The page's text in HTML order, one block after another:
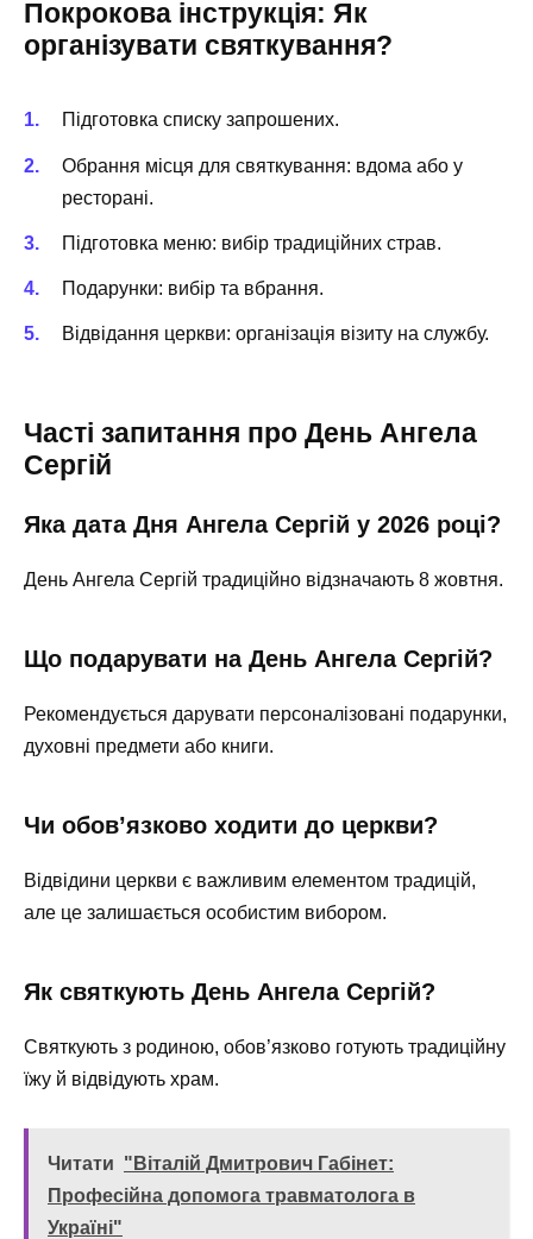
Покрокова інструкція: Як
організувати святкування?
Підготовка списку запрошених.
Обрання місця для святкування: вдома або у
ресторані.
Підготовка меню: вибір традиційних страв.
Подарунки: вибір та вбрання.
Відвідання церкви: організація візиту на службу.
Часті запитання про День Ангела
Сергій
Яка дата Дня Ангела Сергій у 2026 році?
День Ангела Сергій традиційно відзначають 8 жовтня.
Що подарувати на День Ангела Сергій?
Рекомендується дарувати персоналізовані подарунки,
духовні предмети або книги.
Чи обов’язково ходити до церкви?
Відвідини церкви є важливим елементом традицій,
але це залишається особистим вибором.
Як святкують День Ангела Сергій?
Святкують з родиною, обов’язково готують традиційну
їжу й відвідують храм.
Читати "Віталій Дмитрович Габінет:
Професійна допомога травматолога в
Україні"